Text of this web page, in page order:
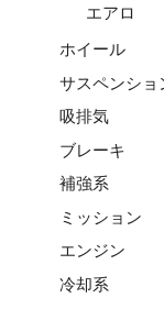
エアロ
ホイール
サスペンショ
吸排気
ブレーキ
補強系
ミッション
エンジン
冷却系